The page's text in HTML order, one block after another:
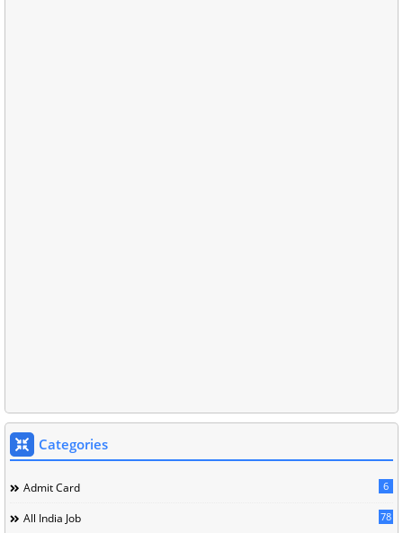
Categories
Admit Card 6
All India Job 78